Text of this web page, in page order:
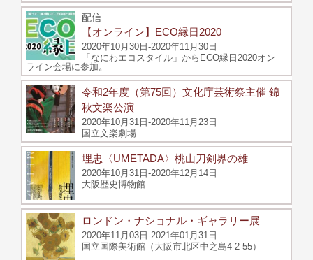
配信
【オンライン】ECO縁日2020
2020年10月30日-2020年11月30日
「なにわエコスタイル」からECO縁日2020オン
ライン会場に参加。
令和2年度（第75回）文化庁芸術祭主催 錦
秋文楽公演
2020年10月31日-2020年11月23日
国立文楽劇場
埋忠〈UMETADA〉桃山刀剣界の雄
2020年10月31日-2020年12月14日
大阪歴史博物館
ロンドン・ナショナル・ギャラリー展
2020年11月03日-2021年01月31日
国立国際美術館（大阪市北区中之島4-2-55）